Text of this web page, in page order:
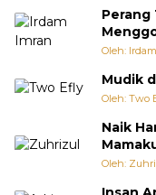
Perang
Oleh:
Mudik
Oleh: Two
Naik
Oleh: